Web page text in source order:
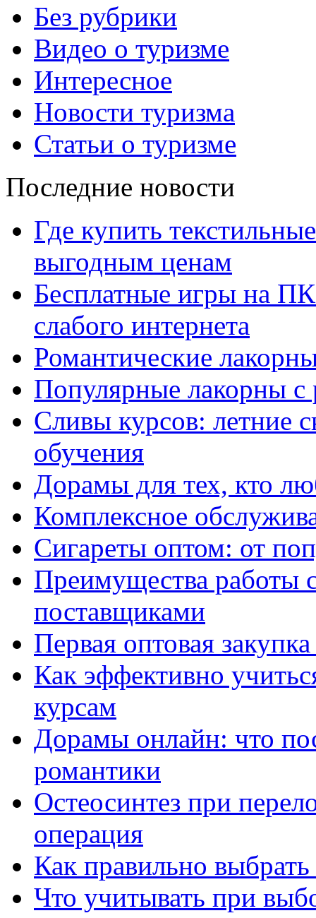
Без рубрики
Видео о туризме
Интересное
Новости туризма
Статьи о туризме
Последние новости
Где купить
выгодным ценам
Бесплатные игры на
слабого интернета
Романтические
Популярные лакорны с
Сливы курсов: летние
обучения
Дорамы для тех, кто
Комплексное
Сигареты оптом: от
Преимущества работы
поставщиками
Первая оптовая
Как эффективно
курсам
Дорамы онлайн: что
романтики
Остеосинтез при
операция
Как правильно
Что учитывать при